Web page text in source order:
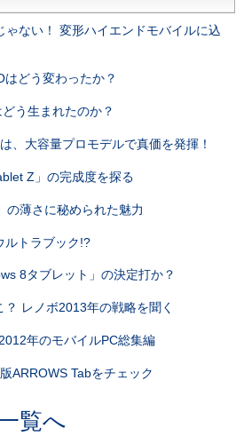
ゃない！ 変形ハイエンドモバイルに込
どう変わったか？
う生まれたのか？
、大容量プロモデルで真価を発揮！
Z」の完成度を探る
の薄さに秘められた魅力
ルトラブック!?
8タブレット」の決定打か？
レノボ2013年の戦略を聞く
年のモバイルPC総集編
ARROWS Tabをチェック
覧へ